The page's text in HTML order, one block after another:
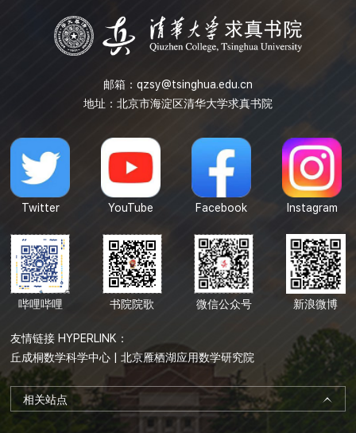
邮箱： qzsy@tsinghua.edu.cn
地址：北京市海淀区清华大学求真书院
Twitter YouTube Facebook Instagram
哔哩哔哩 书院院歌 微信公众号 新浪微博
友情链接 HYPERLINK：
丘成桐数学科学中心 |北京雁栖湖应用数学研究院
相关站点